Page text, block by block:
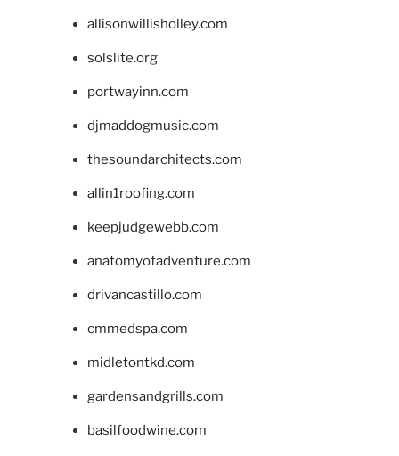
allisonwillisholley.com
solslite.org
portwayinn.com
djmaddogmusic.com
thesoundarchitects.com
allin1roofing.com
keepjudgewebb.com
anatomyofadventure.com
drivancastillo.com
cmmedspa.com
midletontkd.com
gardensandgrills.com
basilfoodwine.com